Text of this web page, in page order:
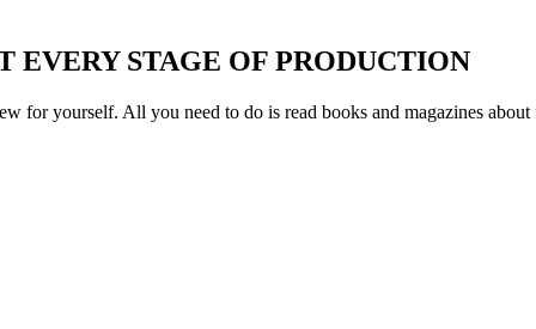
EVERY STAGE OF PRODUCTION
for yourself. All you need to do is read books and magazines